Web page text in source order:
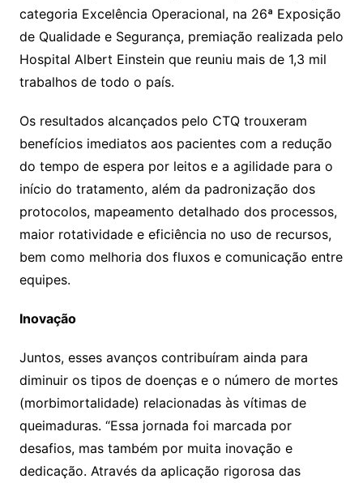
categoria Excelência Operacional, na 26ª Exposição
de Qualidade e Segurança, premiação realizada pelo
Hospital Albert Einstein que reuniu mais de 1,3 mil
trabalhos de todo o país.
Os resultados alcançados pelo CTQ trouxeram
benefícios imediatos aos pacientes com a redução
do tempo de espera por leitos e a agilidade para o
início do tratamento, além da padronização dos
protocolos, mapeamento detalhado dos processos,
maior rotatividade e eficiência no uso de recursos,
bem como melhoria dos fluxos e comunicação entre
equipes.
Inovação
Juntos, esses avanços contribuíram ainda para
diminuir os tipos de doenças e o número de mortes
(morbimortalidade) relacionadas às vítimas de
queimaduras. “Essa jornada foi marcada por
desafios, mas também por muita inovação e
dedicação. Através da aplicação rigorosa das